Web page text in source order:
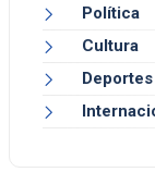
Política
Cultura
Deportes